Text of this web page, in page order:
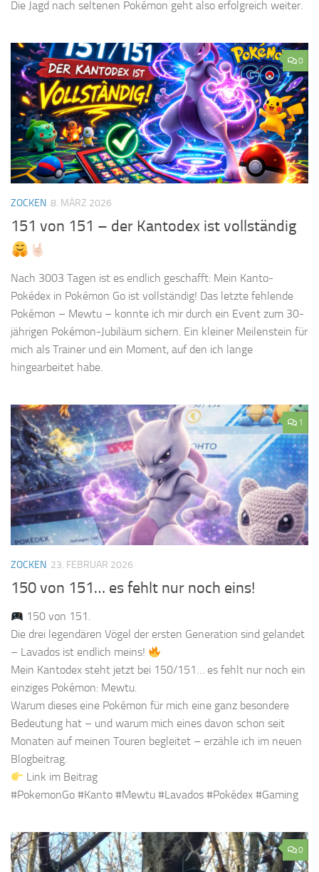
Die Jagd nach seltenen Pokémon geht also erfolgreich weiter.
0
ZOCKEN 8. MÄRZ 2026
151 von 151 – der Kantodex ist vollständig
Nach 3003 Tagen ist es endlich geschafft: Mein Kanto-
Pokédex in Pokémon Go ist vollständig! Das letzte fehlende
Pokémon – Mewtu – konnte ich mir durch ein Event zum 30-
jährigen Pokémon-Jubiläum sichern. Ein kleiner Meilenstein für
mich als Trainer und ein Moment, auf den ich lange
hingearbeitet habe.
1
ZOCKEN 23. FEBRUAR 2026
150 von 151… es fehlt nur noch eins!
150 von 151.
Die drei legendären Vögel der ersten Generation sind gelandet
– Lavados ist endlich meins!
Mein Kantodex steht jetzt bei 150/151… es fehlt nur noch ein
einziges Pokémon: Mewtu.
Warum dieses eine Pokémon für mich eine ganz besondere
Bedeutung hat – und warum mich eines davon schon seit
Monaten auf meinen Touren begleitet – erzähle ich im neuen
Blogbeitrag.
Link im Beitrag
#PokemonGo #Kanto #Mewtu #Lavados #Pokédex #Gaming
0